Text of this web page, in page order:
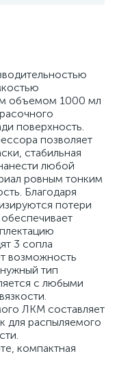
объемом 1000 мл
поверхность.
позволяет
стабильная
любой
ровным тонким
Благодаря
потери
3 сопла
возможность
тип
с любыми
ЛКМ составляет
для распыляемого
компактная